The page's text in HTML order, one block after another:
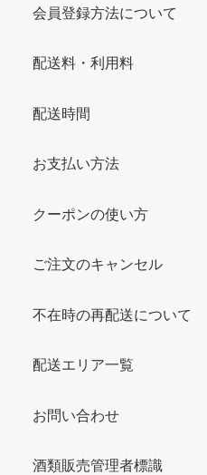
会員登録方法について
配送料・利用料
配送時間
お支払い方法
クーポンの使い方
ご注文のキャンセル
不在時の再配送について
配送エリア一覧
お問い合わせ
酒類販売管理者標識